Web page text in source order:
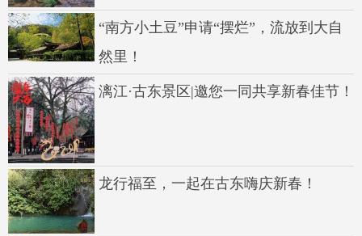
“南方小土豆”申请“摆烂”，流放到大自
然里！
漓江·古东景区|邀您一同共享新春佳节！
龙行福至，一起在古东嗨庆新春！